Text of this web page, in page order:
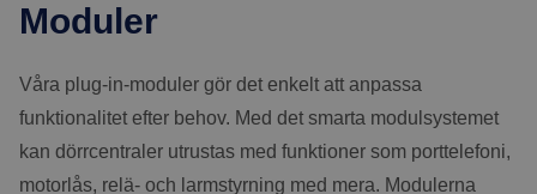
Moduler
Våra plug-in-moduler gör det enkelt att anpassa
funktionalitet efter behov. Med det smarta modulsystemet
kan dörrcentraler utrustas med funktioner som porttelefoni,
motorlås, relä- och larmstyrning med mera. Modulerna